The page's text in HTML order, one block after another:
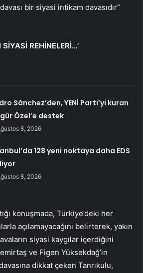
bir siyasi intikam davasıdır”
REHİNELERİ…’
Sánchez’den, YENİ Parti’yi kuran
Özel’e destek
8, 2026
128 yeni noktaya daha EDS
8, 2026
konuşmada, Türkiye’deki her
açılamayacağını belirterek, yakın
siyasi kaygılar içerdiğini
ve Figen Yüksekdağ’ın
dikkat çeken Tanrıkulu,